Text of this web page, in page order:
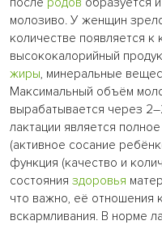
молозиво. У женщин
количестве появляется к
высококалорийный
жиры, минеральные
Максимальный объём
вырабатывается через
лактации является
(активное сосание
функция (качество и
состояния здоровья
что важно, её отношения
вскармливания. В норме